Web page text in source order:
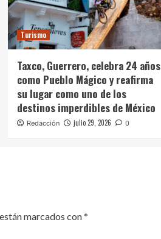
Turismo
Taxco, Guerrero, celebra 24 años
como Pueblo Mágico y reafirma
su lugar como uno de los
destinos imperdibles de México
Redacción julio 29, 2026 0
marcados con*